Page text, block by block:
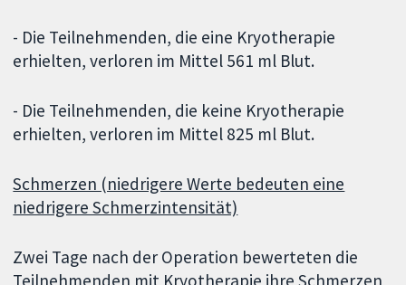
- Die Teilnehmenden, die eine Kryotherapie
erhielten, verloren im Mittel 561 ml Blut.
- Die Teilnehmenden, die keine Kryotherapie
erhielten, verloren im Mittel 825 ml Blut.
Schmerzen (niedrigere Werte bedeuten eine
niedrigere Schmerzintensität)
Zwei Tage nach der Operation bewerteten die
Teilnehmenden mit Kryotherapie ihre Schmerzen